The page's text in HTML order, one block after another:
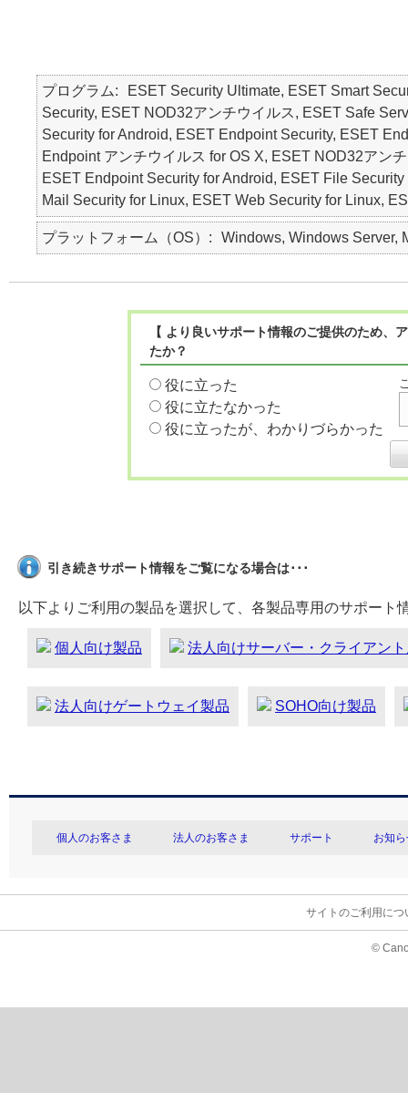
プログラム
ESET Security Ultimate, ESET Smart
Security, ESET NOD32アンチウイルス, ESET Safe
Security for Android, ESET Endpoint Security, ESET
Endpoint アンチウイルス for OS X, ESET NOD32アン
ESET Endpoint Security for Android, ESET File
Mail Security for Linux, ESET Web Security for Linux,
プラットフォーム（OS） Windows, Windows Server,
【 より良いサポート情報のご提供のため
たか？
役に立った
役に立たなかった
役に立ったが、わかりづらかった
引き続きサポート情報をご覧になる場合は･･･
以下よりご利用の製品を選択して、各製品専用のサポート
個人向け製品 法人向けサーバー・クライアン
法人向けゲートウェイ製品 SOHO向け製品
個人のお客さま 法人のお客さま サポート お知
サイトのご利用につ
©